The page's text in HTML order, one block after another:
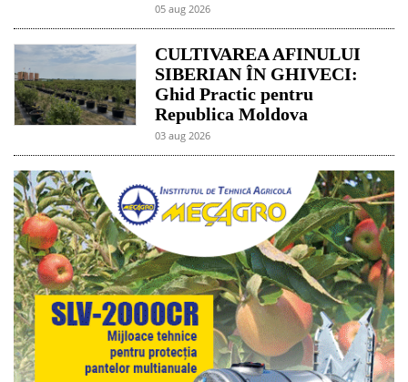
05 aug 2026
CULTIVAREA AFINULUI
SIBERIAN ÎN GHIVECI:
Ghid Practic pentru
Republica Moldova
03 aug 2026